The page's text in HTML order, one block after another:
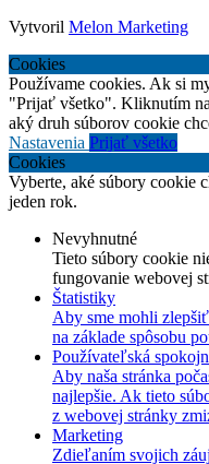
Vytvoril Melon Marketing
Cookies
Používame cookies. Ak si
"Prijať všetko". Kliknutím
aký druh súborov cookie
Nastavenia Prijať všetko
Cookies
Vyberte, aké súbory cookie
jeden rok.
Nevyhnutné
Tieto súbory cookie
fungovanie webovej
Štatistiky
Aby sme mohli
na základe spôsobu
Používateľská
Aby naša stránka
najlepšie. Ak tieto
z webovej stránky
Marketing
Zdieľaním svojich